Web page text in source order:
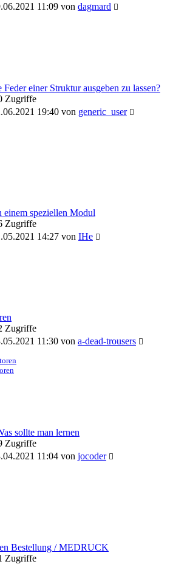
11:09 von dagmard
einer Struktur ausgeben zu lassen?
Zugriffe
19:40 von generic_user
speziellen Modul
Zugriffe
14:27 von IHe
Zugriffe
11:30 von a-dead-trousers
sollte man lernen
Zugriffe
11:04 von jocoder
Bestellung / MEDRUCK
Zugriffe